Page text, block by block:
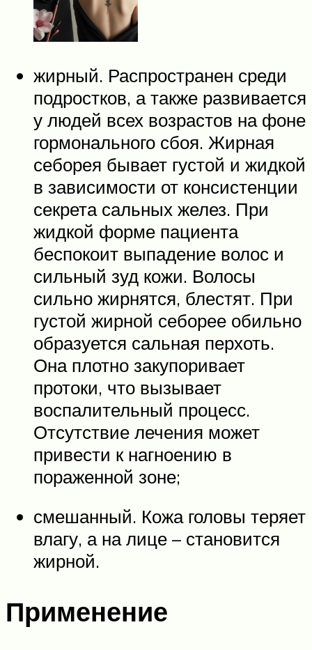
жирный. Распространен среди
подростков, а также развивается
у людей всех возрастов на фоне
гормонального сбоя. Жирная
себорея бывает густой и жидкой
в зависимости от консистенции
секрета сальных желез. При
жидкой форме пациента
беспокоит выпадение волос и
сильный зуд кожи. Волосы
сильно жирнятся, блестят. При
густой жирной себорее обильно
образуется сальная перхоть.
Она плотно закупоривает
протоки, что вызывает
воспалительный процесс.
Отсутствие лечения может
привести к нагноению в
пораженной зоне;
смешанный. Кожа головы теряет
влагу, а на лице – становится
жирной.
Применение